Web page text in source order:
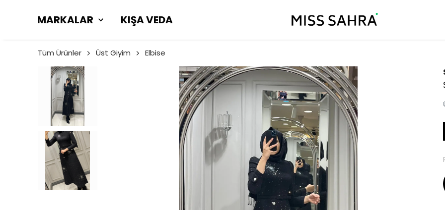
MARKALAR KIŞA VEDA
Tüm Ürünler Üst Giyim Elbise